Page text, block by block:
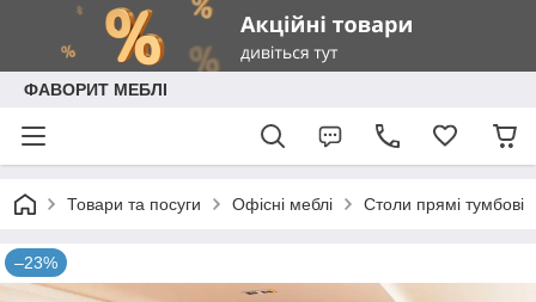
ФАВОРИТ МЕБЛІ
Товари та посуги Офісні меблі Столи прямі тумбові
–23%